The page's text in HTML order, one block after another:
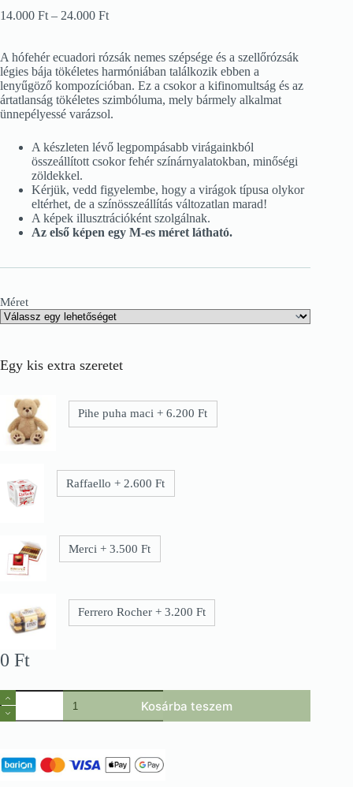
14.000 Ft – 24.000 FtÁrtartomány:
24.000 Ft
A hófehér ecuadori rózsák nemes szépsége és a szellőrózsák
légies bája tökéletes harmóniában találkozik ebben a
lenyűgöző kompozícióban. Ez a csokor a kifinomultság és az
ártatlanság tökéletes szimbóluma, mely bármely alkalmat
ünnepélyessé varázsol.
A készleten lévő legpompásabb virágainkból
összeállított csokor fehér színárnyalatokban, minőségi
zöldekkel.
Kérjük, vedd figyelembe, hogy a virágok típusa olykor
eltérhet, de a színösszeállítás változatlan marad!
A képek illusztrációként szolgálnak.
Az első képen egy M-es méret látható.
Méret
Egy kis extra szeretet
Pihe puha maci +6.200 Ft
Raffaello + 2.600 Ft
Merci +3.500 Ft
Ferrero Rocher +3.200 Ft
0 Ft
Fehér
rózsacsokor
mennyiség
Kosárba teszem